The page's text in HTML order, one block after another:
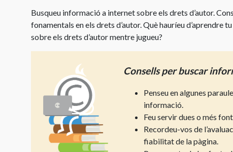
Busqueu informació a internet sobre els drets d’autor.
fonamentals en els drets d’autor. Què hauríeu d’aprendre
sobre els drets d’autor mentre jugueu?
Consells per buscar
Penseu en algunes
informació.
Feu servir dues o més
Recordeu-vos de
fiabilitat de la pàgina.